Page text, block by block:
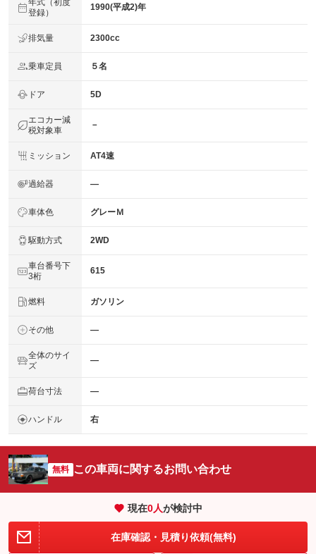
年式（初度
登録）
1990(平成2)年
排気量 2300cc
乗車定員 ５名
ドア 5D
エコカー減
税対象車
－
ミッション AT4速
過給器 ―
車体色 グレーＭ
駆動方式 2WD
車台番号下
3桁
615
燃料 ガソリン
その他 ―
全体のサイ
ズ
―
荷台寸法 ―
ハンドル 右
無料 この車両に関するお問い合わせ
現在0人が検討中
在庫確認・見積り依頼(無料)